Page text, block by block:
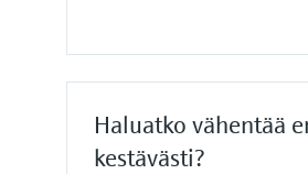
Haluatko vähentää
kestävästi?